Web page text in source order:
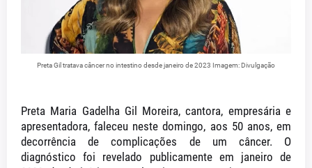
Preta Gil tratava câncer no intestino desde janeiro de 2023 Imagem: Divulgação
Preta Maria Gadelha Gil Moreira, cantora, empresária e
apresentadora, faleceu neste domingo, aos 50 anos, em
decorrência de complicações de um câncer. O
diagnóstico foi revelado publicamente em janeiro de